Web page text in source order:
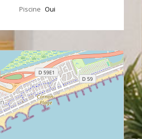
Piscine Oui